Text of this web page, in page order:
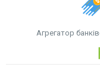
Агрегатор